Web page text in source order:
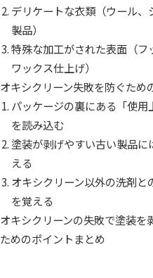
デリケートな衣類（ウール、
製品）
特殊な加工がされた表面（フ
ワックス仕上げ）
オキシクリーン失敗を防ぐため
パッケージの裏にある「使用
を読み込む
塗装が剥げやすい古い製品に
える
オキシクリーン以外の洗剤と
を覚える
オキシクリーンの失敗で塗装を
ためのポイントまとめ